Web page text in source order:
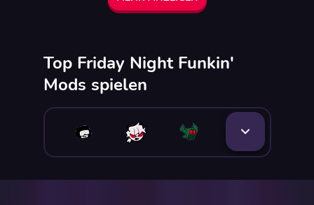
Top Friday Night Funkin'
Mods spielen